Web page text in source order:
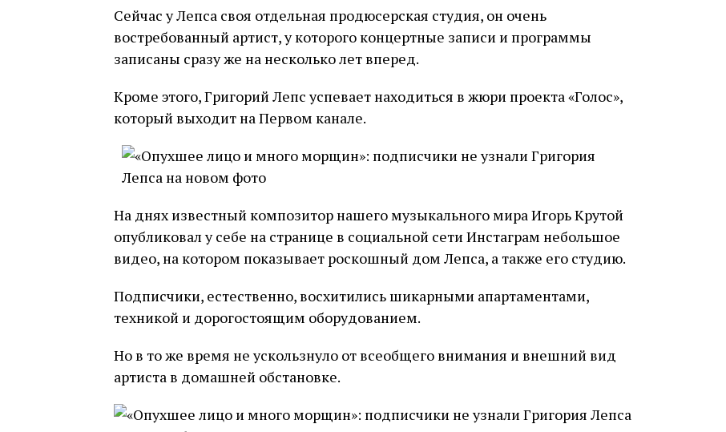
Сейчас у Лепса своя отдельная продюсерская студия, он очень
востребованный артист, у которого концертные записи и программы
записаны сразу же на несколько лет вперед.
Кроме этого, Григорий Лепс успевает находиться в жюри проекта «Голос»,
который выходит на Первом канале.
На днях известный композитор нашего музыкального мира Игорь Крутой
опубликовал у себе на странице в социальной сети Инстаграм небольшое
видео, на котором показывает роскошный дом Лепса, а также его студию.
Подписчики, естественно, восхитились шикарными апартаментами,
техникой и дорогостоящим оборудованием.
Но в то же время не ускользнуло от всеобщего внимания и внешний вид
артиста в домашней обстановке.